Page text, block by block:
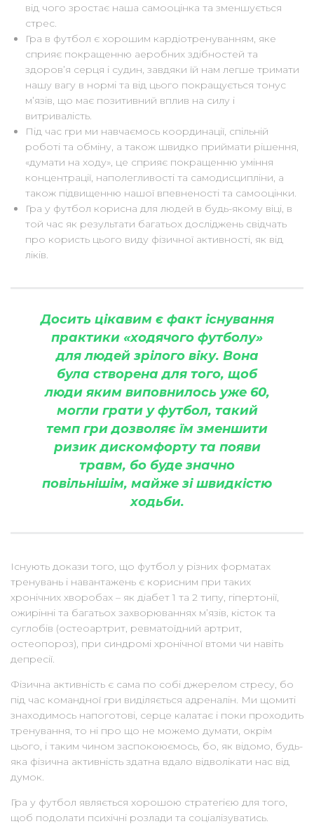
від чого зростає наша самооцінка та зменшується
стрес.
Гра в футбол є хорошим кардіотренуванням, яке
сприяє покращенню аеробних здібностей та
здоров’я серця і судин, завдяки їй нам легше тримати
нашу вагу в нормі та від цього покращується тонус
м’язів, що має позитивний вплив на силу і
витривалість.
Під час гри ми навчаємось координації, спільній
роботі та обміну, а також швидко приймати рішення,
«думати на ходу», це сприяє покращенню уміння
концентрації, наполегливості та самодисципліни, а
також підвищенню нашої впевненості та самооцінки.
Гра у футбол корисна для людей в будь-якому віці, в
той час як результати багатьох досліджень свідчать
про користь цього виду фізичної активності, як від
ліків.
Досить цікавим є факт існування
практики «ходячого футболу»
для людей зрілого віку. Вона
була створена для того, щоб
люди яким виповнилось уже 60,
могли грати у футбол, такий
темп гри дозволяє їм зменшити
ризик дискомфорту та появи
травм, бо буде значно
повільнішім, майже зі швидкістю
ходьби.
Існують докази того, що футбол у різних форматах
тренувань і навантажень є корисним при таких
хронічних хворобах – як діабет 1 та 2 типу, гіпертонії,
ожирінні та багатьох захворюваннях м’язів, кісток та
суглобів (остеоартрит, ревматоїдний артрит,
остеопороз), при синдромі хронічної втоми чи навіть
депресії.
Фізична активність є сама по собі джерелом стресу, бо
під час командної гри виділяється адреналін. Ми щомиті
знаходимось напоготові, серце калатає і поки проходить
тренування, то ні про що не можемо думати, окрім
цього, і таким чином заспокоюємось, бо, як відомо, будь-
яка фізична активність здатна вдало відволікати нас від
думок.
Гра у футбол являється хорошою стратегією для того,
щоб подолати психічні розлади та соціалізуватись.